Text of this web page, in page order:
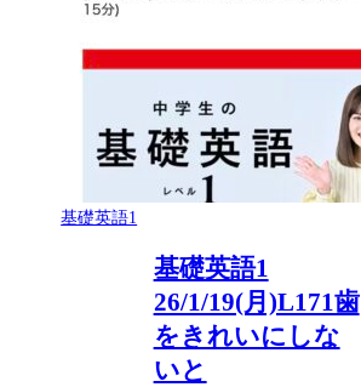
基礎英語1
基礎英語1
26/1/19(月)L171歯
をきれいにしな
いと